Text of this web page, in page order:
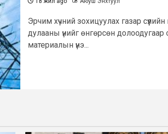
Эрчим хүчний зохицуулах газар
дулааны үнийг өнгөрсөн
материалын үнэ...